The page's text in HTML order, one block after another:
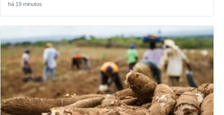
há 19 minutos